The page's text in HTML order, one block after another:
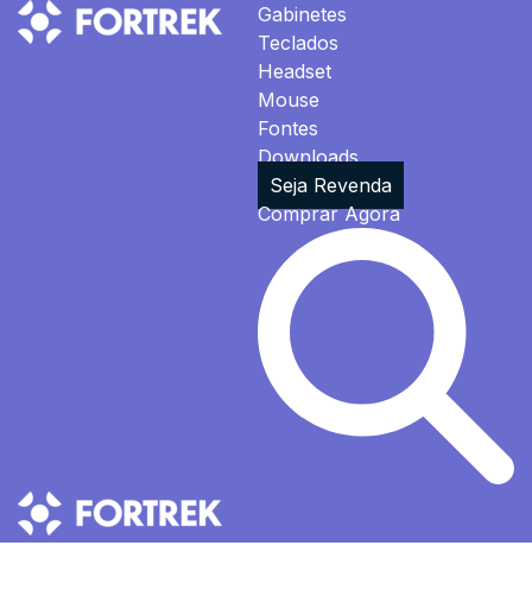
Gabinetes
Teclados
Headset
Mouse
Fontes
Downloads
Seja Revenda
Comprar Agora